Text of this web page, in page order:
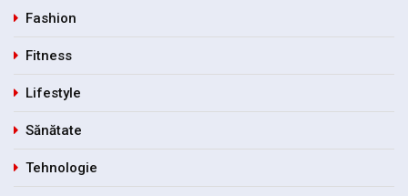
Fashion
Fitness
Lifestyle
Sănătate
Tehnologie